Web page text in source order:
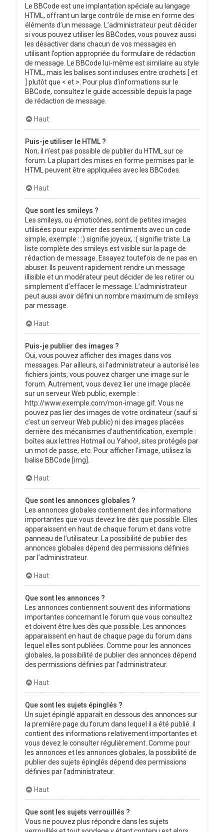
Le BBCode est une implantation spéciale au langage
HTML, offrant un large contrôle de mise en forme des
éléments d’un message. L’administrateur peut décider
si vous pouvez utiliser les BBCodes, vous pouvez aussi
les désactiver dans chacun de vos messages en
utilisant l’option appropriée du formulaire de rédaction
de message. Le BBCode lui-même est similaire au style
HTML, mais les balises sont incluses entre crochets [ et
] plutôt que < et >. Pour plus d’informations sur le
BBCode, consultez le guide accessible depuis la page
de rédaction de message.
Haut
Puis-je utiliser le HTML ?
Non, il n’est pas possible de publier du HTML sur ce
forum. La plupart des mises en forme permises par le
HTML peuvent être appliquées avec les BBCodes.
Haut
Que sont les smileys ?
Les smileys, ou émoticônes, sont de petites images
utilisées pour exprimer des sentiments avec un code
simple, exemple : :) signifie joyeux, :( signifie triste. La
liste complète des smileys est visible sur la page de
rédaction de message. Essayez toutefois de ne pas en
abuser. Ils peuvent rapidement rendre un message
illisible et un modérateur peut décider de les retirer ou
simplement d’effacer le message. L’administrateur
peut aussi avoir défini un nombre maximum de smileys
par message.
Haut
Puis-je publier des images ?
Oui, vous pouvez afficher des images dans vos
messages. Par ailleurs, si l’administrateur a autorisé les
fichiers joints, vous pouvez charger une image sur le
forum. Autrement, vous devez lier une image placée
sur un serveur Web public, exemple :
http://www.exemple.com/mon-image.gif. Vous ne
pouvez pas lier des images de votre ordinateur (sauf si
c’est un serveur Web public) ni des images placées
derrière des mécanismes d’authentification, exemple :
boîtes aux lettres Hotmail ou Yahoo!, sites protégés par
un mot de passe, etc. Pour afficher l’image, utilisez la
balise BBCode [img].
Haut
Que sont les annonces globales ?
Les annonces globales contiennent des informations
importantes que vous devez lire dès que possible. Elles
apparaissent en haut de chaque forum et dans votre
panneau de l’utilisateur. La possibilité de publier des
annonces globales dépend des permissions définies
par l’administrateur.
Haut
Que sont les annonces ?
Les annonces contiennent souvent des informations
importantes concernant le forum que vous consultez
et doivent être lues dès que possible. Les annonces
apparaissent en haut de chaque page du forum dans
lequel elles sont publiées. Comme pour les annonces
globales, la possibilité de publier des annonces dépend
des permissions définies par l’administrateur.
Haut
Que sont les sujets épinglés ?
Un sujet épinglé apparaît en dessous des annonces sur
la première page du forum dans lequel il a été publié. il
contient des informations relativement importantes et
vous devez le consulter régulièrement. Comme pour
les annonces et les annonces globales, la possibilité de
publier des sujets épinglés dépend des permissions
définies par l’administrateur.
Haut
Que sont les sujets verrouillés ?
Vous ne pouvez plus répondre dans les sujets